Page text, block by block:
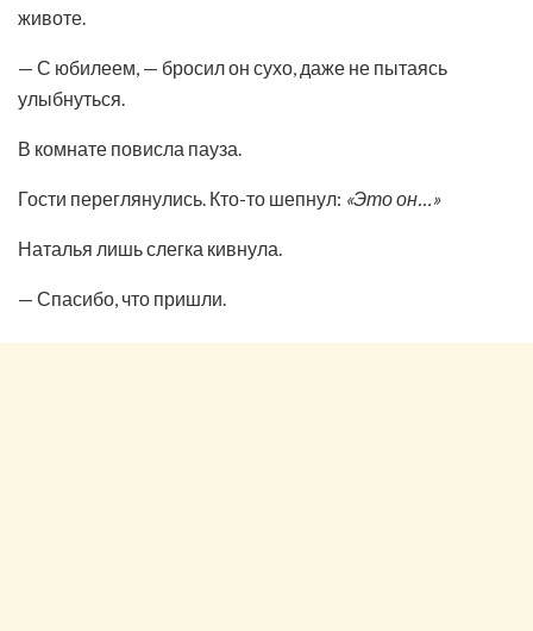
животе.
— С юбилеем, — бросил он сухо, даже не пытаясь
улыбнуться.
В комнате повисла пауза.
Гости переглянулись. Кто-то шепнул: «Это он…»
Наталья лишь слегка кивнула.
— Спасибо, что пришли.